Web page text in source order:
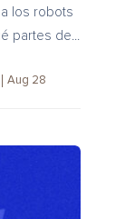
los robots
partes de...
Aug 28